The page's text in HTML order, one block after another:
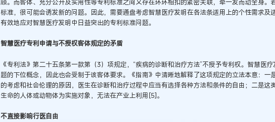
顾。而客体、充分公开及实用性等专利标准之间又存在环环相扣的紧密关联，牵一发而动全身。
标准，很可能会诱发新的问题。因此，需要通盘考虑智慧医疗发明在各法条适用上的个性需求及
有效地应对智慧医疗发明中日益突出的专利标准问题。
智慧医疗专利申请与不授权客体规定的矛盾
《专利法》第二十五条第一款第（3）项规定，“疾病的诊断和治疗方法”不授予专利权。智慧医
题的下位概念，因此也会受制于该客体要求。《指南》中清晰地解释了这项规定的立法本意：一
的考虑和社会伦理的原因，医生在诊断和治疗过程中应当有选择各种方法和条件的自由；二是这
生命的人体或动物体为实施对象，无法在产业上利用[5]。
不直接影响行医自由